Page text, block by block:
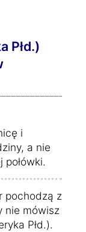
Płd.)
i
a nie
pochodzą z
nie mówisz
Płd.).